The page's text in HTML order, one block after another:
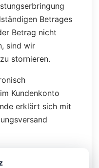
Betrages
Betrag nicht
sind wir
stornieren.
Kundenkonto
erklärt sich mit